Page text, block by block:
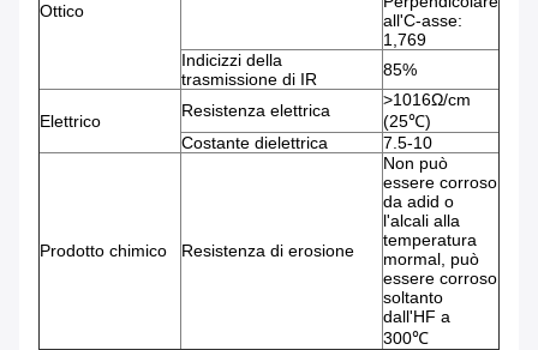
Ottico
all'C-asse:
1,769
Indicizzi della
trasmissione di IR
85%
Elettrico
Resistenza elettrica
>1016Ω/cm
(25℃)
Costante dielettrica
7.5-10
Prodotto chimico Resistenza di erosione
Non può
essere corroso
da adid o
l'alcali alla
temperatura
mormal, può
essere corroso
soltanto
dall'HF a
300℃